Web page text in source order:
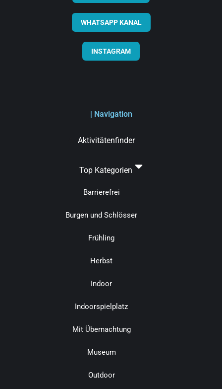
WHATSAPP KANAL
INSTAGRAM
| Navigation
Aktivitätenfinder
Top Kategorien
Barrierefrei
Burgen und Schlösser
Frühling
Herbst
Indoor
Indoorspielplatz
Mit Übernachtung
Museum
Outdoor